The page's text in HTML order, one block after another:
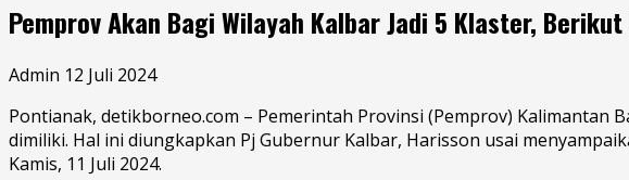
Pemprov Akan Bagi Wilayah Kalbar Jadi 5 Klaster,
Admin 12 Juli 2024
Pontianak, detikborneo.com – Pemerintah Provinsi (Pemprov)
dimiliki. Hal ini diungkapkan Pj Gubernur Kalbar, Harisson usai
Kamis, 11 Juli 2024.